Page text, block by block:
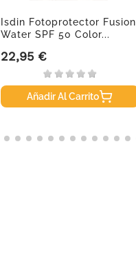
Isdin Fotoprotector Fusion
Water SPF 50 Color...
Precio
22,95 €
Añadir Al Carrito